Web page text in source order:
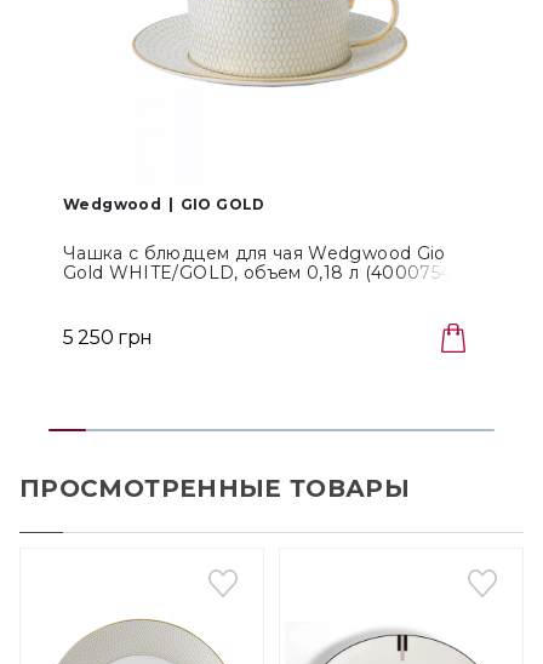
Wedgwood GIO GOLD
Чашка с блюдцем для чая Wedgwood Gio
Gold WHITE/GOLD, объем 0,18 л (40007548)
5 250 грн
ПРОСМОТРЕННЫЕ ТОВАРЫ